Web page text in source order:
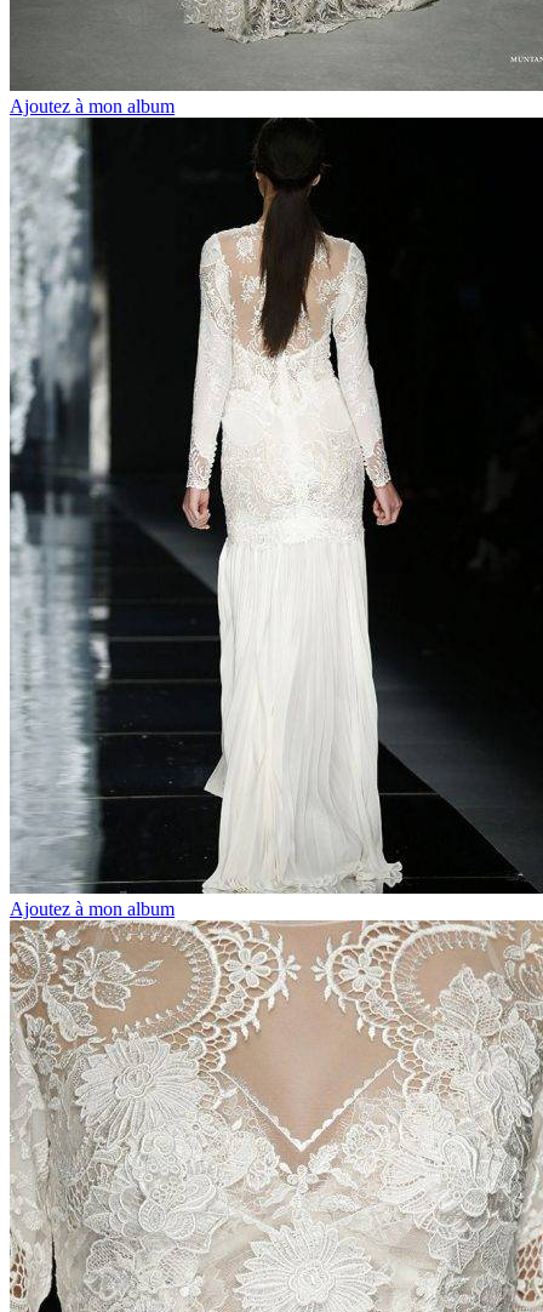
Ajoutez à mon album
Ajoutez à mon album